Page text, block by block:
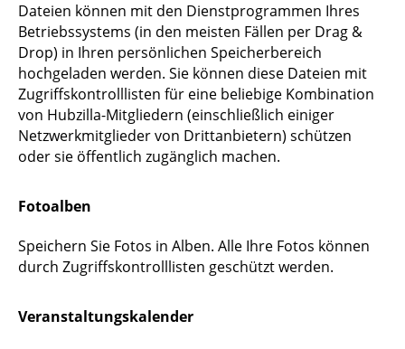
Dateien können mit den Dienstprogrammen Ihres
Betriebssystems (in den meisten Fällen per Drag &
Drop) in Ihren persönlichen Speicherbereich
hochgeladen werden. Sie können diese Dateien mit
Zugriffskontrolllisten für eine beliebige Kombination
von Hubzilla-Mitgliedern (einschließlich einiger
Netzwerkmitglieder von Drittanbietern) schützen
oder sie öffentlich zugänglich machen.
Fotoalben
Speichern Sie Fotos in Alben. Alle Ihre Fotos können
durch Zugriffskontrolllisten geschützt werden.
Veranstaltungskalender